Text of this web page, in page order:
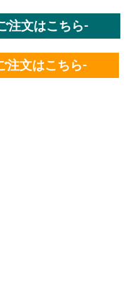
注文はこちら-
注文はこちら-